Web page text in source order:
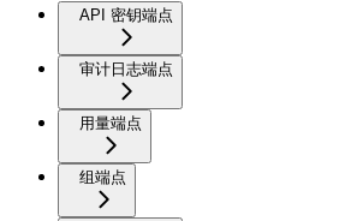
API 密钥端点
审计日志端点
用量端点
组端点